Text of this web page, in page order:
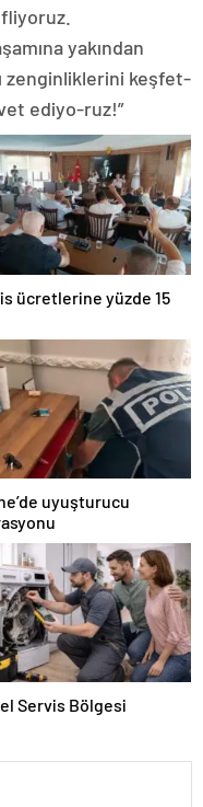
yakından
zenginliklerini keşfet-
ediyo-ruz!”
ücretlerine yüzde 15
uyuşturucu
Servis Bölgesi